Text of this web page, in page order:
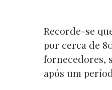
Recorde-se
por cerca de
fornecedores,
após um